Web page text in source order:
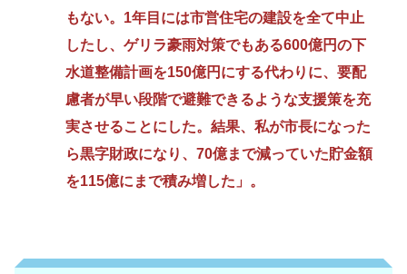
もない。1年目には市営住宅の建設を全て中止
したし、ゲリラ豪雨対策でもある600億円の下
水道整備計画を150億円にする代わりに、要配
慮者が早い段階で避難できるような支援策を充
実させることにした。結果、私が市長になった
ら黒字財政になり、70億まで減っていた貯金額
を115億にまで積み増した」。